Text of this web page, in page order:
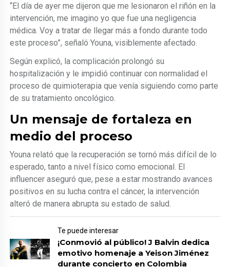
“El día de ayer me dijeron que me lesionaron el riñón en la
intervención, me imagino yo que fue una negligencia
médica. Voy a tratar de llegar más a fondo durante todo
este proceso”, señaló Youna, visiblemente afectado.
Según explicó, la complicación prolongó su
hospitalización y le impidió continuar con normalidad el
proceso de quimioterapia que venía siguiendo como parte
de su tratamiento oncológico.
Un mensaje de fortaleza en
medio del proceso
Youna relató que la recuperación se tornó más difícil de lo
esperado, tanto a nivel físico como emocional. El
influencer aseguró que, pese a estar mostrando avances
positivos en su lucha contra el cáncer, la intervención
alteró de manera abrupta su estado de salud.
Te puede interesar
¡Conmovió al público! J Balvin dedica
emotivo homenaje a Yeison Jiménez
durante concierto en Colombia